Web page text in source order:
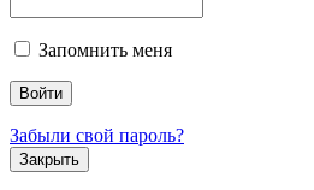
Запомнить меня
Забыли свой пароль?
Закрыть